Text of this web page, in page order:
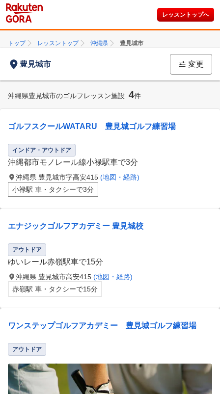
レッスントップへ
トップ レッスントップ 沖縄県 豊見城市
豊見城市 変更
沖縄県豊見城市のゴルフレッスン施設 4件
ゴルフスクールWATARU 豊見城ゴルフ練習場
インドア・アウトドア
沖縄都市モノレール線小禄駅車で3分
沖縄県 豊見城市字高安415 (地図・経路)
小禄駅 車・タクシーで3分
エナジックゴルフアカデミー 豊見城校
アウトドア
ゆいレール赤嶺駅車で15分
沖縄県 豊見城市高安415 (地図・経路)
赤嶺駅 車・タクシーで15分
ワンステップゴルフアカデミー 豊見城ゴルフ練習場
アウトドア